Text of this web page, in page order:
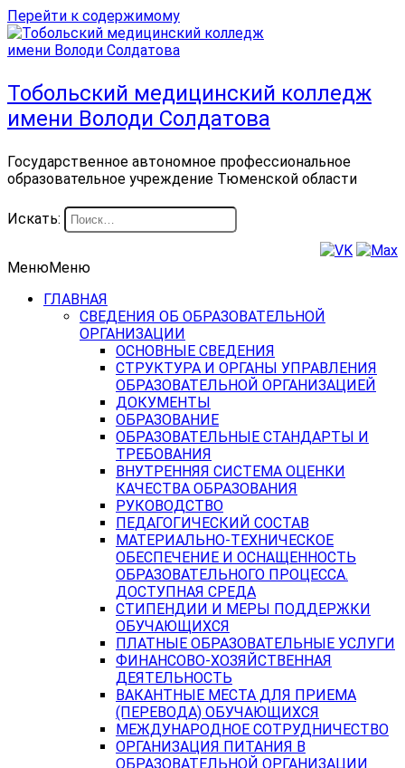
Перейти к содержимому
Тобольский медицинский колледж
имени Володи Солдатова
Государственное автономное профессиональное
образовательное учреждение Тюменской области
Искать:
МенюМеню
ГЛАВНАЯ
СВЕДЕНИЯ ОБ ОБРАЗОВАТЕЛЬНОЙ
ОРГАНИЗАЦИИ
ОСНОВНЫЕ СВЕДЕНИЯ
СТРУКТУРА И ОРГАНЫ УПРАВЛЕНИЯ
ОБРАЗОВАТЕЛЬНОЙ ОРГАНИЗАЦИЕЙ
ДОКУМЕНТЫ
ОБРАЗОВАНИЕ
ОБРАЗОВАТЕЛЬНЫЕ СТАНДАРТЫ И
ТРЕБОВАНИЯ
ВНУТРЕННЯЯ СИСТЕМА ОЦЕНКИ
КАЧЕСТВА ОБРАЗОВАНИЯ
РУКОВОДСТВО
ПЕДАГОГИЧЕСКИЙ СОСТАВ
МАТЕРИАЛЬНО-ТЕХНИЧЕСКОЕ
ОБЕСПЕЧЕНИЕ И ОСНАЩЕННОСТЬ
ОБРАЗОВАТЕЛЬНОГО ПРОЦЕССА.
ДОСТУПНАЯ СРЕДА
СТИПЕНДИИ И МЕРЫ ПОДДЕРЖКИ
ОБУЧАЮЩИХСЯ
ПЛАТНЫЕ ОБРАЗОВАТЕЛЬНЫЕ УСЛУГИ
ФИНАНСОВО-ХОЗЯЙСТВЕННАЯ
ДЕЯТЕЛЬНОСТЬ
ВАКАНТНЫЕ МЕСТА ДЛЯ ПРИЕМА
(ПЕРЕВОДА) ОБУЧАЮЩИХСЯ
МЕЖДУНАРОДНОЕ СОТРУДНИЧЕСТВО
ОРГАНИЗАЦИЯ ПИТАНИЯ В
ОБРАЗОВАТЕЛЬНОЙ ОРГАНИЗАЦИИ